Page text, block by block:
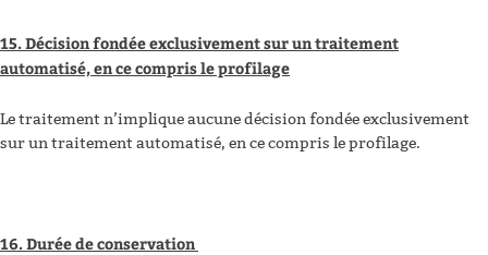
15. Décision fondée exclusivement sur un traitement
automatisé, en ce compris le profilage
Le traitement n’implique aucune décision fondée exclusivement
sur un traitement automatisé, en ce compris le profilage.
16. Durée de conservation